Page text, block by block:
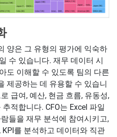
양은 그 유형의 평가에 익숙하
수 있습니다. 재무 데이터 시
도 이해할 수 있도록 팀의 다른
제공하는 데 유용할 수 있습니
급여, 예산, 현금 흐름, 유동성,
적합니다. CFO는 Excel 파일
들을 재무 분석에 참여시키고,
를 분석하고 데이터와 직관